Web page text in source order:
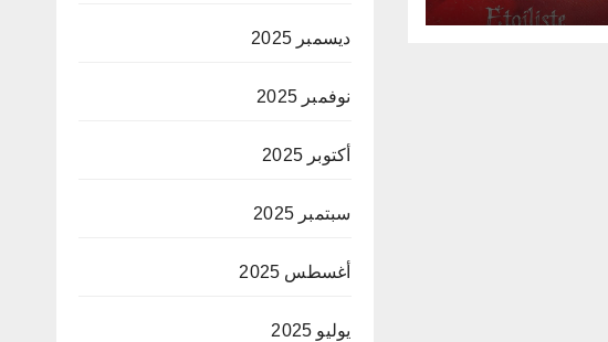
ديسمبر 2025
نوفمبر 2025
أكتوبر 2025
سبتمبر 2025
أغسطس 2025
يوليو 2025